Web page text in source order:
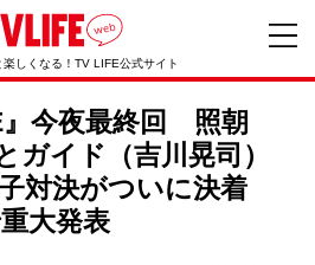
しくなる！TV LIFE公式サイト
』今夜最終回 照朝
ガイド（吉川晃司）
対決がついに決着
大発表